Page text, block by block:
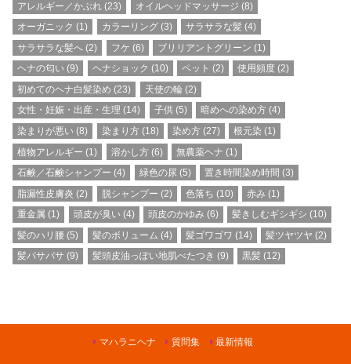
アレルギー／かぶれ (23) オイルヘッドマッサージ (8)
オーガニック (1) カラーリング(3) サラサラな髪(4)
サラサラな髪へ (2) フケ (6) ブリリアントグリーン (1)
ヘナの匂い (9) ヘナショック (10) ペット (2) 使用頻度 (2)
初めてのヘナ白髪染め (23) 天使の輪 (2)
女性・妊娠・出産・生理 (14) 子供(5) 暗めへの染め方(4)
染まりが悪い (8) 染まり方(18) 染め方(27) 根元染 (1)
植物アレルギー (1) 溶かし方(6) 無農薬ヘナ (1)
石鹸／石鹸シャンプー (4) 緑色の尿 (5) 置き時間染め時間 (3)
脂漏性皮膚炎 (2) 脱シャンプー (2) 色落ち (10) 赤み (1)
重金属 (1) 頭皮が臭い(4) 頭皮のかゆみ (6) 髪きしむギシギシ (10)
髪のハリ腰 (5) 髪のボリューム (4) 髪ゴワゴワ (14) 髪ツヤツヤ (2)
髪バサバサ (9) 髪頭皮油っぽい地肌べたつき (9) 黒髪(12)
マハラニヘナ 質問集 最新情報